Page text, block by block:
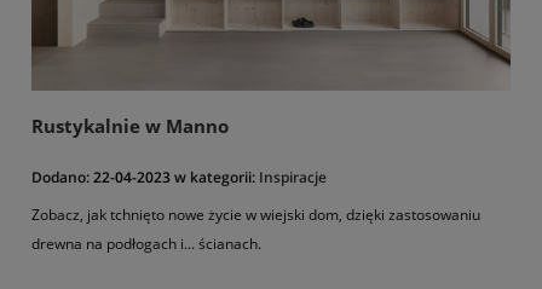
Rustykalnie w Manno
Dodano:22-04-2023w kategorii: Inspiracje
Zobacz, jak tchnięto nowe życie w wiejski dom, dzięki zastosowaniu
drewna na podłogach i... ścianach.